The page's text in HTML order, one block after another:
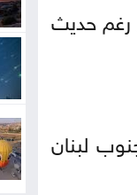
رغم حديث
لبنان